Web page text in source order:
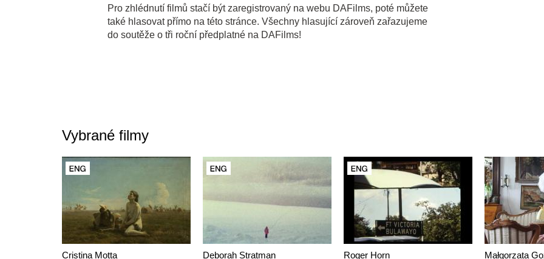
Pro zhlédnutí filmů stačí být zaregistrovaný na webu DAFilms, poté můžete
také hlasovat přímo na této stránce. Všechny hlasující zároveň zařazujeme
do soutěže o tři roční předplatné na DAFilms!
Vybrané filmy
Cristina Motta Deborah Stratman Roger Horn Małgorzata